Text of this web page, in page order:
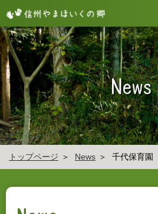
トップページ News 千代保育園